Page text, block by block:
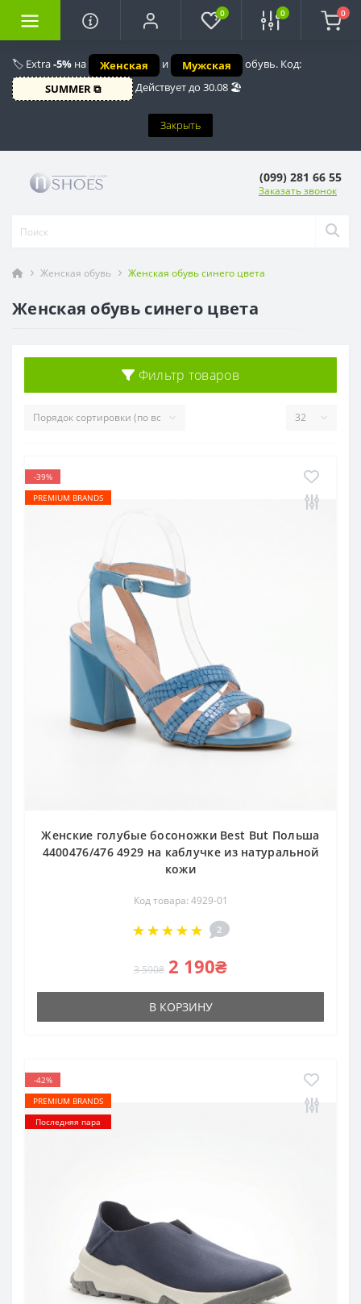
🏷️ Extra-5% на Женская и Мужская
обувь. Код:
SUMMER ⧉
Действует до 30.08 🏖️
Закрыть
0 0 0
(099) 281 66 55
Заказать звонок
Женская обувь Женская обувь синего цвета
Женская обувь синего цвета
Фильтр товаров
-39%
PREMIUM BRANDS
Женские голубые босоножки Best But Польша
4400476/476 4929 на каблучке из натуральной
кожи
Код товара: 4929-01
2
3 590₴ 2 190₴
В КОРЗИНУ
-42%
PREMIUM BRANDS
Последняя пара